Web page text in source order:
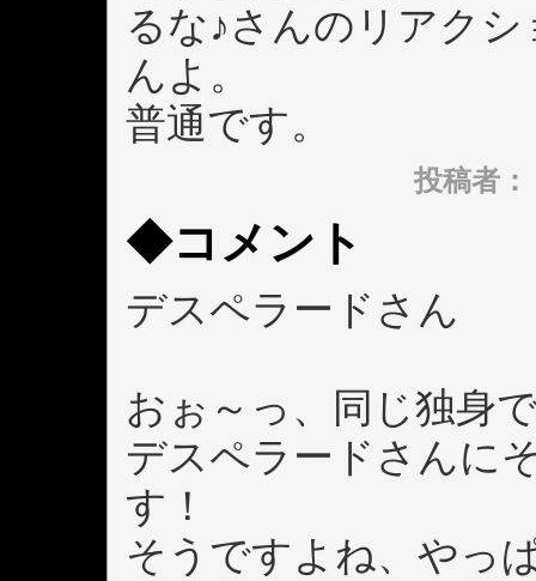
るな♪さんのリアク
んよ。
普通です。
投稿者
◆コメント
デスペラードさん
おぉ～っ、同じ独身
デスペラードさんに
す！
そうですよね、やっ